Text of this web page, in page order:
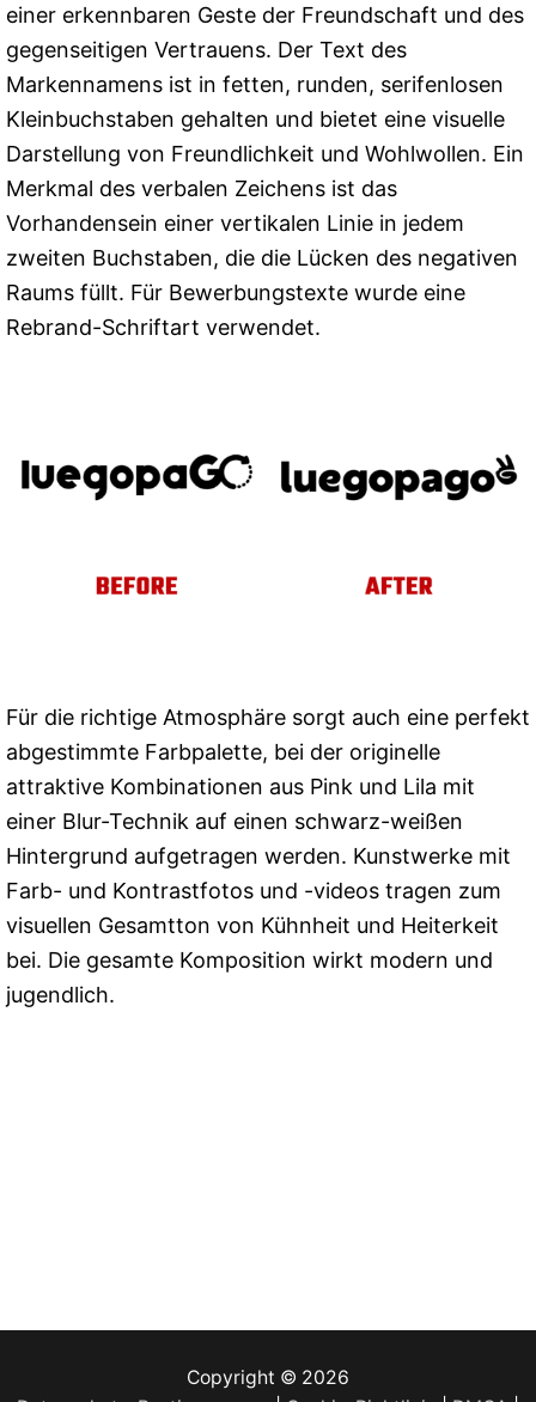
einer erkennbaren Geste der Freundschaft und des
gegenseitigen Vertrauens. Der Text des
Markennamens ist in fetten, runden, serifenlosen
Kleinbuchstaben gehalten und bietet eine visuelle
Darstellung von Freundlichkeit und Wohlwollen. Ein
Merkmal des verbalen Zeichens ist das
Vorhandensein einer vertikalen Linie in jedem
zweiten Buchstaben, die die Lücken des negativen
Raums füllt. Für Bewerbungstexte wurde eine
Rebrand-Schriftart verwendet.
Für die richtige Atmosphäre sorgt auch eine perfekt
abgestimmte Farbpalette, bei der originelle
attraktive Kombinationen aus Pink und Lila mit
einer Blur-Technik auf einen schwarz-weißen
Hintergrund aufgetragen werden. Kunstwerke mit
Farb- und Kontrastfotos und -videos tragen zum
visuellen Gesamtton von Kühnheit und Heiterkeit
bei. Die gesamte Komposition wirkt modern und
jugendlich.
Copyright © 2026